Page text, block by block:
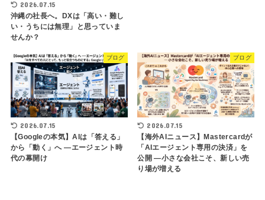
2026.07.15
沖縄の社長へ。DXは「高い・難し
い・うちには無理」と思っていま
せんか？
ブログ
2026.07.15
【Googleの本気】AIは「答える」
から「動く」へ ―エージェント時
代の幕開け
ブログ
2026.07.15
【海外AIニュース】Mastercardが
「AIエージェント専用の決済」を
公開 ―小さな会社こそ、新しい売
り場が増える